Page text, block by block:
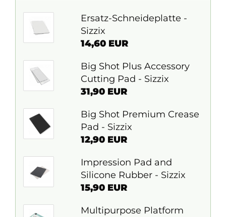
Ersatz-Schneideplatte -
Sizzix
14,60 EUR
Big Shot Plus Accessory
Cutting Pad - Sizzix
31,90 EUR
Big Shot Premium Crease
Pad - Sizzix
12,90 EUR
Impression Pad and
Silicone Rubber - Sizzix
15,90 EUR
Multipurpose Platform